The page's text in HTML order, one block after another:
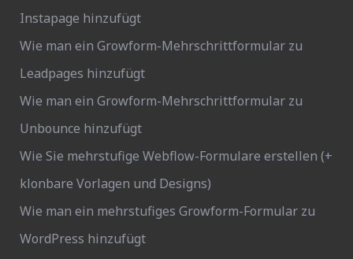
Instapage hinzufügt
Wie man ein Growform-Mehrschrittformular zu
Leadpages hinzufügt
Wie man ein Growform-Mehrschrittformular zu
Unbounce hinzufügt
Wie Sie mehrstufige Webflow-Formulare erstellen (+
klonbare Vorlagen und Designs)
Wie man ein mehrstufiges Growform-Formular zu
WordPress hinzufügt